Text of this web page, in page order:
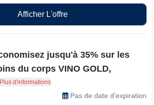
naturels et beauté intemporelle.
Afficher L'offre
jusqu'à 35% sur les
du corps VINO GOLD,
jusqu'à 35% sur les soins du corps
GOLD, du gommage et de la crème corps
à la routine complète en 3 étapes
Plus d'informations
Pas de date d'expiration